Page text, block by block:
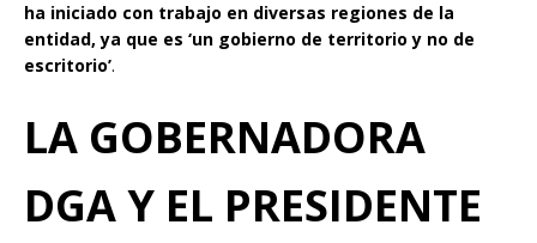
ha iniciado con trabajo en diversas regiones de la
entidad, ya que es ‘un gobierno de territorio y no de
escritorio’.
LA GOBERNADORA
DGAY EL PRESIDENTE